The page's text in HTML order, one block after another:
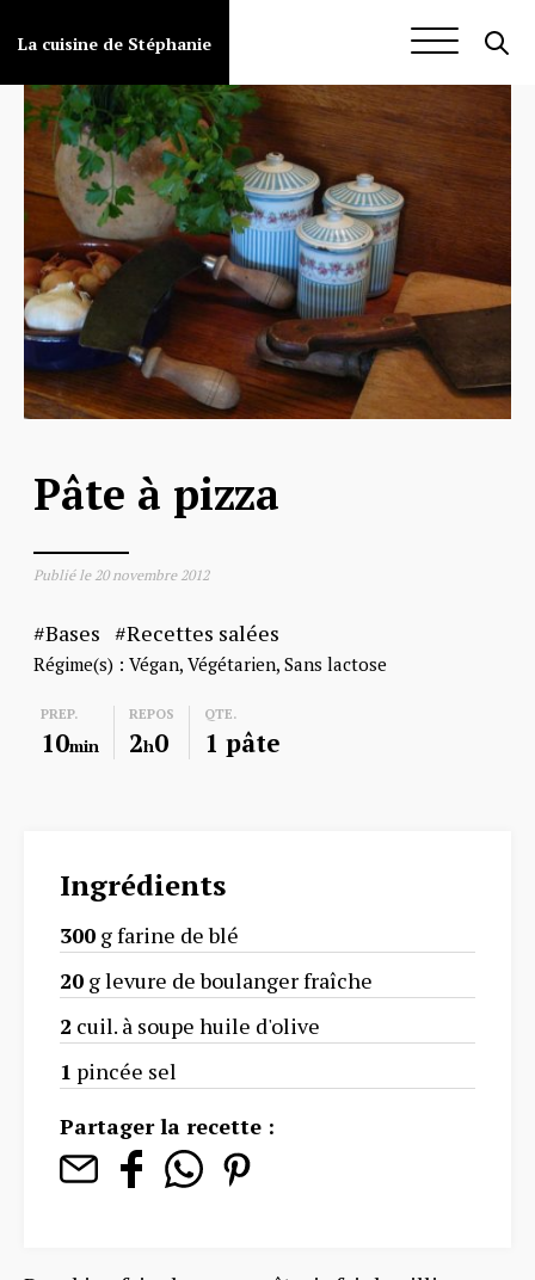
auLa cuisine de Stéphanie
Pâte à pizza
Publié le 20 novembre 2012
Bases Recettes salées
Régime(s) :Végan Végétarien Sans lactose
PREP.
10min
REPOS
2h0
QTE.
1 pâte
Ingrédients
300 g farine de blé
20 g levure de boulanger fraîche
2 cuil. à soupe huile d'olive
1 pincée sel
Partager la recette :